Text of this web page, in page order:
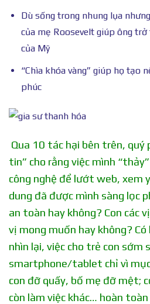
Dù sống trong nhung lụa
của mẹ Roosevelt giúp ông
của Mỹ
“Chìa khóa vàng” giúp họ tạo
phúc
Qua 10 tác hại bên trên, quý
tin” cho rằng việc mình
công nghệ để lướt web, xem
dung đã được mình sàng lọc
an toàn hay không? Con các
vị mong muốn hay không?
nhìn lại, việc cho trẻ con sớm
smartphone/tablet chỉ vì
con đỡ quấy, bố mẹ đỡ mệt;
còn làm việc khác… hoàn toàn